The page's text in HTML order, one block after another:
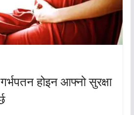
होइन आफ्नो सुरक्षा